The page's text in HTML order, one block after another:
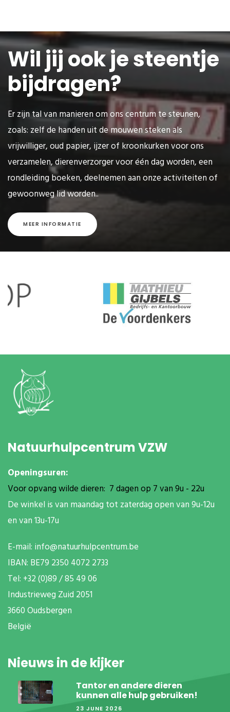
Wil jij ook je steentje
bijdragen?
Er zijn tal van manieren om ons centrum te steunen,
zoals: zelf de handen uit de mouwen steken als
vrijwilliger, oud papier, ijzer of kroonkurken voor ons
verzamelen, dierenverzorger voor één dag worden, een
rondleiding boeken, deelnemen aan onze activiteiten of
gewoonweg lid worden..
MEER INFORMATIE
Natuurhulpcentrum VZW
Openingsuren:
Voor opvang wilde dieren: 7 dagen op 7 van 9u - 22u
De winkel is van maandag tot zaterdag open van 9u-12u
en van 13u-17u
E-mail: info@natuurhulpcentrum.be
IBAN: BE79 2350 4072 2733
Tel: +32 (0)89 / 85 49 06
Industrieweg Zuid 2051
3660 Oudsbergen
België
Nieuws in de kijker
Tantor en andere dieren
kunnen alle hulp gebruiken!
23 JUNE 2026